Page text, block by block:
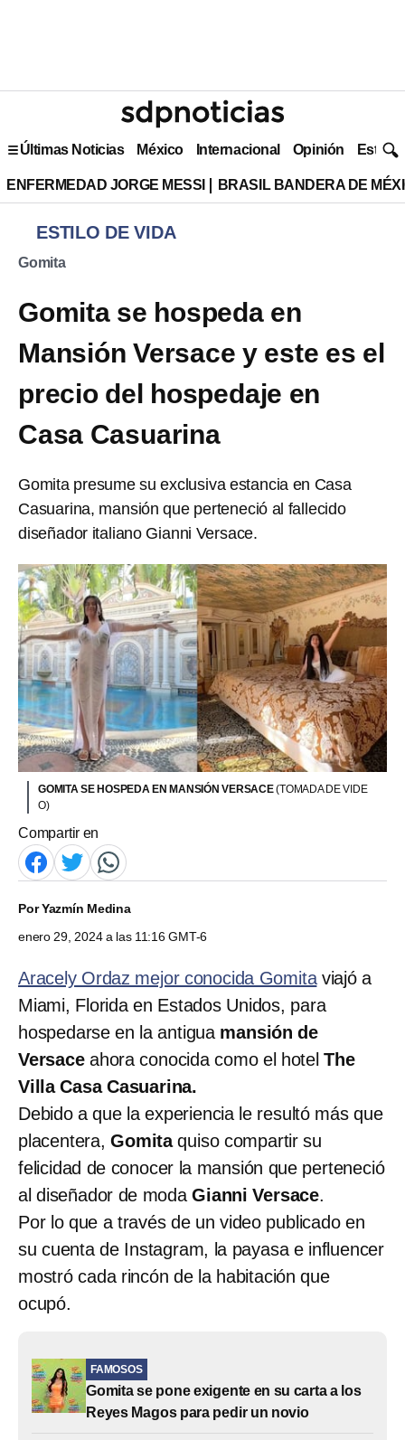
Últimas Noticias México Internacional Opinión Estilo
ENFERMEDAD JORGE MESSI BRASIL BANDERA DE
ESTILO DE VIDA
Gomita
Gomita se hospeda en
Mansión Versace y este es el
precio del hospedaje en
Casa Casuarina
Gomita presume su exclusiva estancia en Casa
Casuarina, mansión que perteneció al fallecido
diseñador italiano Gianni Versace.
GOMITA SE HOSPEDA EN MANSIÓN VERSACE(TOMADA DE VIDE
O)
Compartir en
PorYazmín Medina
enero 29, 2024 a las 11:16 GMT-6
Aracely Ordaz mejor conocida Gomitaviajó a
Miami, Florida en Estados Unidos, para
hospedarse en la antigua mansión de
Versaceahora conocida como el hotelThe
Villa Casa Casuarina.
Debido a que la experiencia le resultó más que
placentera,Gomitaquiso compartir su
felicidad de conocer la mansión que perteneció
al diseñador de modaGianni Versace.
Por lo que a través de un video publicado en
su cuenta de Instagram, la payasa e influencer
mostró cada rincón de la habitación que
ocupó.
FAMOSOS
Gomita se pone exigente en su carta a los
Reyes Magos para pedir un novio